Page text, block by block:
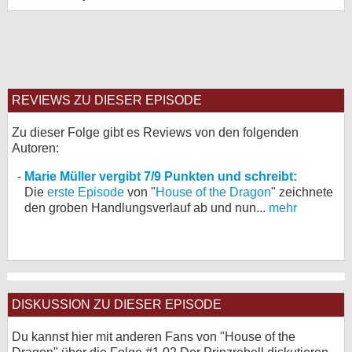
REVIEWS ZU DIESER EPISODE
Zu dieser Folge gibt es Reviews von den folgenden
Autoren:
Marie Müller vergibt 7/9 Punkten und schreibt:
Die erste Episode von "House of the Dragon" zeichnete
den groben Handlungsverlauf ab und nun... mehr
DISKUSSION ZU DIESER EPISODE
Du kannst hier mit anderen Fans von "House of the